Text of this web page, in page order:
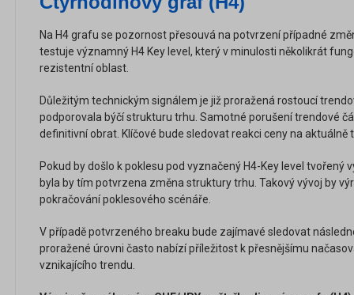
Na H4 grafu se pozornost přesouvá na potvrzení případné
testuje významný H4 Key level, který v minulosti několikrát
rezistentní oblast.
Důležitým technickým signálem je již proražená rostoucí
podporovala býčí strukturu trhu. Samotné porušení trendové
definitivní obrat. Klíčové bude sledovat reakci ceny na aktuálně
Pokud by došlo k poklesu pod vyznačený H4-Key level
byla by tím potvrzena změna struktury trhu. Takový vývoj by
pokračování poklesového scénáře.
V případě potvrzeného breaku bude zajímavé sledovat
proražené úrovni často nabízí příležitost k přesnějšímu
vznikajícího trendu.